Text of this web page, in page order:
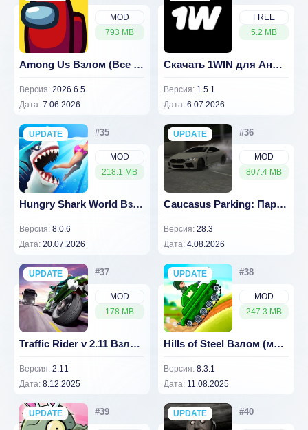
MOD
793 MB
Among Us Взлом (Все разблокировано)
Версия: 2026.6.5
Дата: 7.06.2026
FREE
5.2 MB
Скачать 1WIN для Андроид (Официальное мобильное приложение)
Версия: 1.5.1
Дата: 6.07.2026
MOD
218.1 MB
UPDATE
NEW
Hungry Shark World Взлом (много денег) 8.0.6
Версия: 8.0.6
Дата: 20.07.2026
MOD
807.4 MB
UPDATE
NEW
Caucasus Parking: Парковка 3D (ВЗЛОМ, Много денег)
Версия: 28.3
Дата: 4.08.2026
MOD
178 MB
UPDATE
NEW
Traffic Rider v 2.11 Взлом (много денег)
Версия: 2.11
Дата: 8.12.2025
MOD
247.3 MB
UPDATE
NEW
Hills of Steel Взлом (много денег) 8.3.1
Версия: 8.3.1
Дата: 11.08.2025
UPDATE
NEW UPDATE
NEW